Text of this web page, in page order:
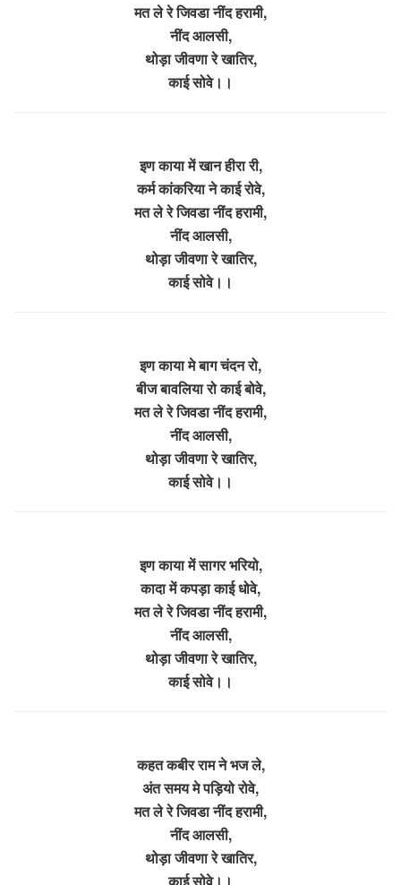
मत ले रे जिवडा नींद हरामी,
नींद आलसी,
थोड़ा जीवणा रे खातिर,
काई सोवे।।
इण काया में खान हीरा री,
कर्म कांकरिया ने काई रोवे,
मत ले रे जिवडा नींद हरामी,
नींद आलसी,
थोड़ा जीवणा रे खातिर,
काई सोवे।।
इण काया मे बाग चंदन रो,
बीज बावलिया रो काई बोवे,
मत ले रे जिवडा नींद हरामी,
नींद आलसी,
थोड़ा जीवणा रे खातिर,
काई सोवे।।
इण काया में सागर भरियो,
कादा में कपड़ा काई धोवे,
मत ले रे जिवडा नींद हरामी,
नींद आलसी,
थोड़ा जीवणा रे खातिर,
काई सोवे।।
कहत कबीर राम ने भज ले,
अंत समय मे पड़ियो रोवे,
मत ले रे जिवडा नींद हरामी,
नींद आलसी,
थोड़ा जीवणा रे खातिर,
काई सोवे।।